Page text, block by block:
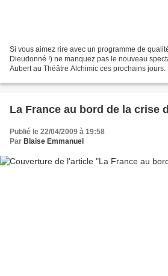
Si vous aimez rire avec un programme de
Dieudonné !) ne manquez pas le nouveau
Aubert au Théâtre Alchimic ces prochains jours.
La France au bord de la crise
Publié le 22/04/2009 à 19:58
Par Blaise Emmanuel